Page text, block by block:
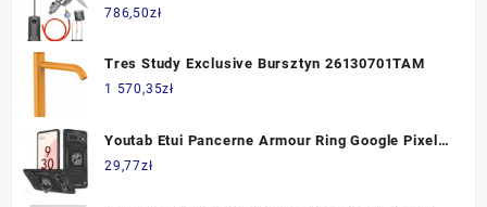
Thg 1300W
786,50zł
Tres Study Exclusive Bursztyn 26130701TAM
1 570,35zł
Youtab Etui Pancerne Armour Ring Google Pixel 6
Czarny
29,77zł